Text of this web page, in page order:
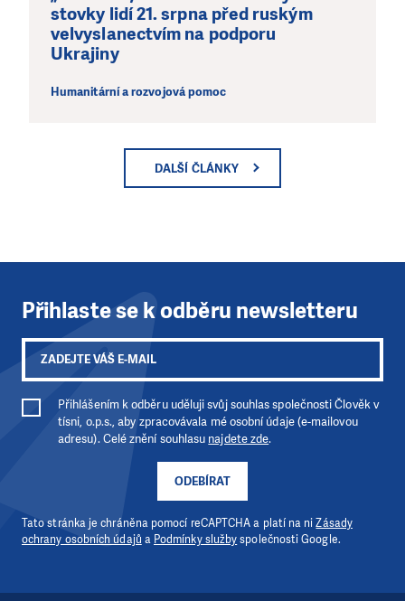
stovky lidí 21. srpna před ruským
velvyslanectvím na podporu
Ukrajiny
Humanitární a rozvojová pomoc
DALŠÍ ČLÁNKY
Přihlaste se k odběru newsletteru
ODEBÍRAT
Přihlášením k odběru uděluji svůj souhlas společnosti Člověk v
tísni, o.p.s., aby zpracovávala mé osobní údaje (e-mailovou
adresu). Celé znění souhlasu najdete zde.
Tato stránka je chráněna pomocí reCAPTCHA a platí na niZásady
ochrany osobních údajů a Podmínky službyspolečnosti Google.